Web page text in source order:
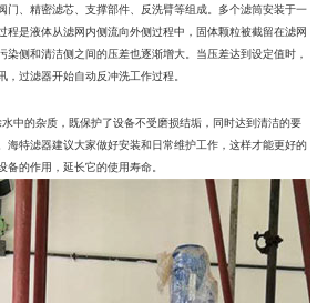
门、精密滤芯、支撑部件、反洗臂等组成。多个滤筒安装于一
程是液体从滤网内侧流向外侧过程中，固体颗粒被截留在滤网
侧和清洁侧之间的压差也逐渐增大。当压差达到设定值时，
，过滤器开始自动反冲洗工作过程。
中的杂质，既保护了设备不受磨损结垢，同时达到清洁的要
海特滤器建议大家做好安装和日常维护工作，这样才能更好的
备的作用，延长它的使用寿命。